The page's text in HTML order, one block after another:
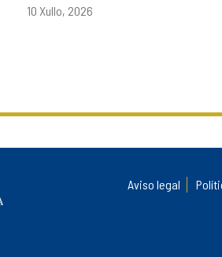
10 Xullo, 2026
Aviso legal